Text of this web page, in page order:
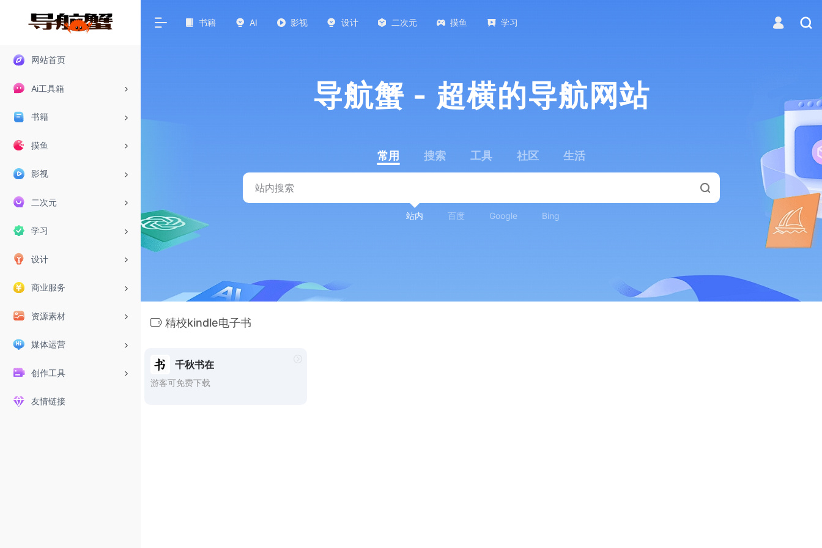
网站首页
Ai工具箱
书籍
摸鱼
影视
二次元
学习
设计
商业服务
资源素材
媒体运营
创作工具
友情链接
书籍 AI 影视 设计 二次元 摸鱼 学习
导航蟹 - 超横的导航网站
常用 搜索 工具 社区 生活
站内 百度 Google Bing
精校kindle电子书
千秋书在
游客可免费下载